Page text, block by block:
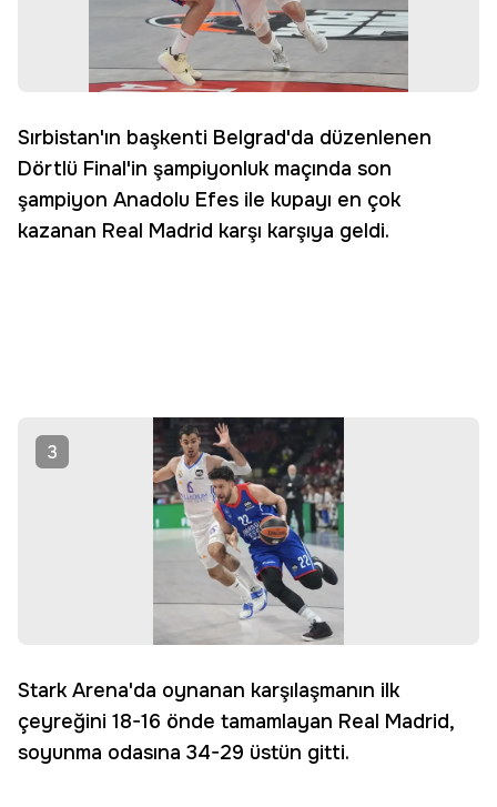
Sırbistan'ın başkenti Belgrad'da düzenlenen
Dörtlü Final'in şampiyonluk maçında son
şampiyon Anadolu Efes ile kupayı en çok
kazanan Real Madrid karşı karşıya geldi.
3
Stark Arena'da oynanan karşılaşmanın ilk
çeyreğini 18-16 önde tamamlayan Real Madrid,
soyunma odasına 34-29 üstün gitti.